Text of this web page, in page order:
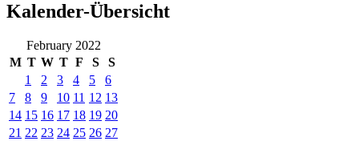
Kalender-Übersicht
February 2022
M T W T F S
S
1
2 3 4 5
6
7
8 9 10 11 12 13
14 15 16 17 18 19 20
21 22 23 24 25 26 27